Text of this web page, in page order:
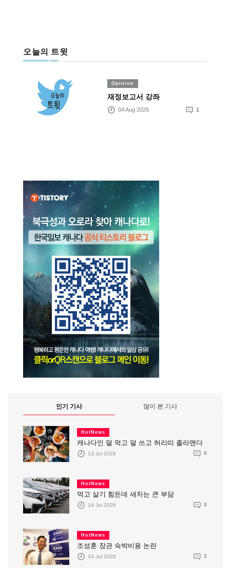
오늘의 트윗
Opinion
재정보고서 강좌
04 Aug 2026 1
인기 기사 많이 본 기사
HotNews
캐나다인 덜 먹고 덜 쓰고 허리띠 졸라맨다
13 Jul 2026 0
HotNews
먹고 살기 힘든데 새차는 큰 부담
14 Jul 2026 0
HotNews
조성훈 장관 숙박비용 논란
14 Jul 2026 2